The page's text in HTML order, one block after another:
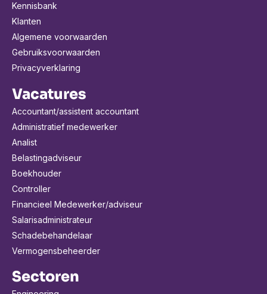
Kennisbank
Klanten
Algemene voorwaarden
Gebruiksvoorwaarden
Privacyverklaring
Vacatures
Accountant/assistent accountant
Administratief medewerker
Analist
Belastingadviseur
Boekhouder
Controller
Financieel Medewerker/adviseur
Salarisadministrateur
Schadebehandelaar
Vermogensbeheerder
Sectoren